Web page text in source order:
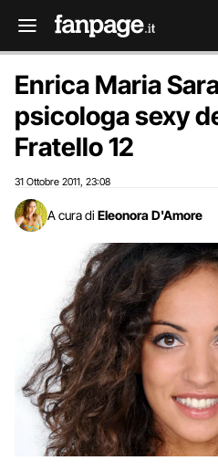
Enrica Maria
psicologa sexy
Fratello 12
31 Ottobre 2011 23:08
A cura di Eleonora D'Amore